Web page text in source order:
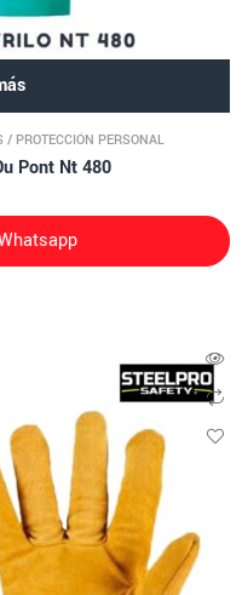
/ PROTECCIÓN PERSONAL
Pont Nt 480